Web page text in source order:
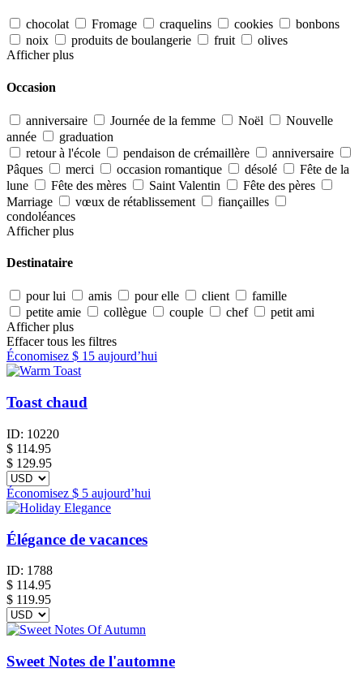
chocolat Fromage craquelins cookies
bonbons
noix
produits de boulangerie fruit
olives
Afficher plus
Occasion
anniversaire Journée de la femme Noël
Nouvelle
année
graduation
retour à l'école
pendaison de crémaillère
anniversaire
Pâques
merci occasion romantique désolé
Fête de la
lune
Fête des mères Saint Valentin
Fête des pères
Marriage
vœux de rétablissement
fiançailles
condoléances
Afficher plus
Destinataire
pour lui amis pour elle client
famille
petite amie
collègue couple chef
petit ami
Afficher plus
Effacer tous les filtres
Économisez $ 15 aujourd’hui
Toast chaud
ID: 10220
$ 114.95
$ 129.95
Économisez $ 5 aujourd’hui
Élégance de vacances
ID: 1788
$ 114.95
$ 119.95
Sweet Notes de l'automne